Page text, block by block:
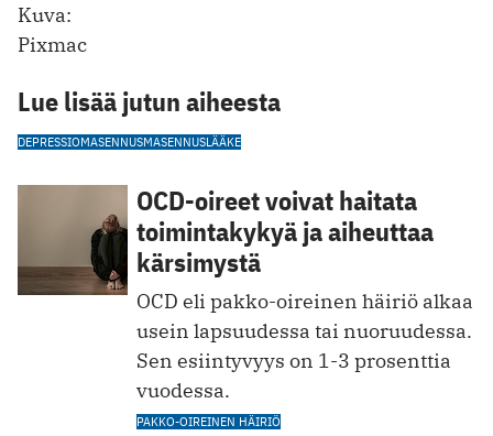
Kuva:
Pixmac
Lue lisää jutun aiheesta
DEPRESSIOMASENNUSMASENNUSLÄÄKE
OCD-oireet voivat haitata
toimintakykyä ja aiheuttaa
kärsimystä
OCD eli pakko-oireinen häiriö alkaa
usein lapsuudessa tai nuoruudessa.
Sen esiintyvyys on 1-3 prosenttia
vuodessa.
PAKKO-OIREINEN HÄIRIÖ